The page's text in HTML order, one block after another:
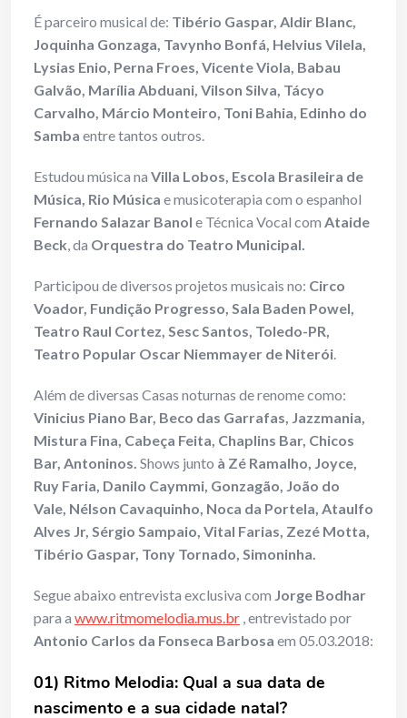
É parceiro musical de: Tibério Gaspar, Aldir Blanc,
Joquinha Gonzaga, Tavynho Bonfá, Helvius Vilela,
Lysias Enio, Perna Froes, Vicente Viola, Babau
Galvão, Marília Abduani, Vilson Silva, Tácyo
Carvalho, Márcio Monteiro, Toni Bahia, Edinho do
Samba entre tantos outros.
Estudou música na Villa Lobos, Escola Brasileira de
Música, Rio Música e musicoterapia com o espanhol
Fernando Salazar Banol e Técnica Vocal com Ataide
Beck, da Orquestra do Teatro Municipal.
Participou de diversos projetos musicais no: Circo
Voador, Fundição Progresso, Sala Baden Powel,
Teatro Raul Cortez, Sesc Santos, Toledo-PR,
Teatro Popular Oscar Niemmayer de Niterói.
Além de diversas Casas noturnas de renome como:
Vinicius Piano Bar, Beco das Garrafas, Jazzmania,
Mistura Fina, Cabeça Feita, Chaplins Bar, Chicos
Bar, Antoninos. Shows junto à Zé Ramalho, Joyce,
Ruy Faria, Danilo Caymmi, Gonzagão, João do
Vale, Nélson Cavaquinho, Noca da Portela, Ataulfo
Alves Jr, Sérgio Sampaio, Vital Farias, Zezé Motta,
Tibério Gaspar, Tony Tornado, Simoninha.
Segue abaixo entrevista exclusiva com Jorge Bodhar
para a www.ritmomelodia.mus.br , entrevistado por
Antonio Carlos da Fonseca Barbosa em 05.03.2018:
01) Ritmo Melodia: Qual a sua data de
nascimento e a sua cidade natal?